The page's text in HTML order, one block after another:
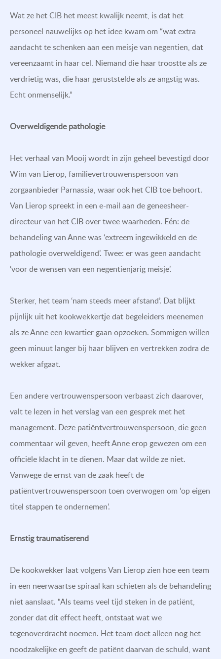
Wat ze het CIB het meest kwalijk neemt, is dat het
personeel nauwelijks op het idee kwam om “wat extra
aandacht te schenken aan een meisje van negentien, dat
vereenzaamt in haar cel. Niemand die haar troostte als ze
verdrietig was, die haar geruststelde als ze angstig was.
Echt onmenselijk.”
Overweldigende pathologie
Het verhaal van Mooij wordt in zijn geheel bevestigd door
Wim van Lierop, familievertrouwenspersoon van
zorgaanbieder Parnassia, waar ook het CIB toe behoort.
Van Lierop spreekt in een e-mail aan de geneesheer-
directeur van het CIB over twee waarheden. Eén: de
behandeling van Anne was ‘extreem ingewikkeld en de
pathologie overweldigend’. Twee: er was geen aandacht
‘voor de wensen van een negentienjarig meisje’.
Sterker, het team ‘nam steeds meer afstand’. Dat blijkt
pijnlijk uit het kookwekkertje dat begeleiders meenemen
als ze Anne een kwartier gaan opzoeken. Sommigen willen
geen minuut langer bij haar blijven en vertrekken zodra de
wekker afgaat.
Een andere vertrouwenspersoon verbaast zich daarover,
valt te lezen in het verslag van een gesprek met het
management. Deze patiëntvertrouwenspersoon, die geen
commentaar wil geven, heeft Anne erop gewezen om een
officiële klacht in te dienen. Maar dat wilde ze niet.
Vanwege de ernst van de zaak heeft de
patiëntvertrouwenspersoon toen overwogen om ‘op eigen
titel stappen te ondernemen’.
Ernstig traumatiserend
De kookwekker laat volgens Van Lierop zien hoe een team
in een neerwaartse spiraal kan schieten als de behandeling
niet aanslaat. “Als teams veel tijd steken in de patiënt,
zonder dat dit effect heeft, ontstaat wat we
tegenoverdracht noemen. Het team doet alleen nog het
noodzakelijke en geeft de patiënt daarvan de schuld, want